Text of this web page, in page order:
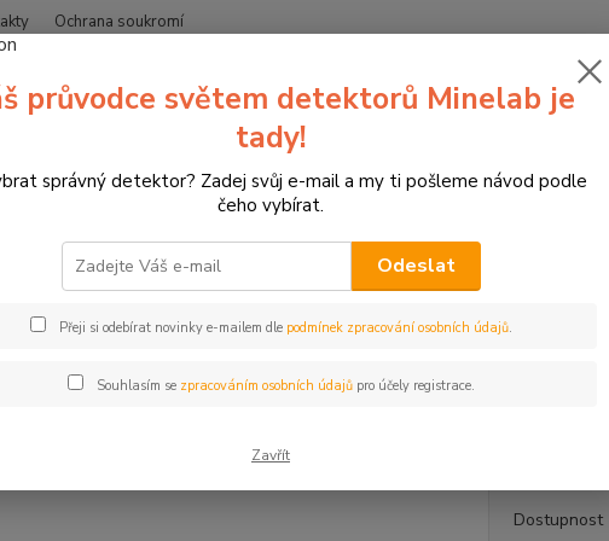
Ochrana soukromí
Hledat
Nevíte si
pro sportovní lukostřelbu 3D terče Leitold 3D terč stojící surikata, Leitold
stojící surikata, Leitold
Surikata
3D terč
oblibě a pro
Zóna: 6,7
Dostupnost
průvodce světem detektorů Minelab je
tady!
správný detektor? Zadej svůj e-mail a my ti pošleme návod podle
čeho vybírat.
Odeslat
Přeji si odebírat novinky e-mailem dle podmínek zpracování osobních údajů.
Souhlasím se zpracováním osobních údajůpro účely registrace.
Zavřít